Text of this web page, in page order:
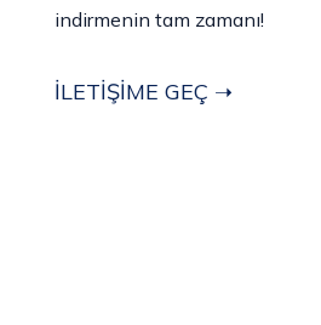
indirmenin tam zamanı!
İLETİŞİME GEÇ ➝